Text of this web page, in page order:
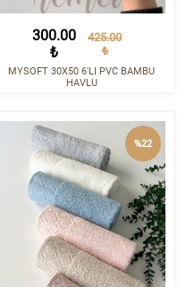
300.00
₺
425.00
₺
MYSOFT 30X50 6'LI PVC BAMBU
HAVLU
%22